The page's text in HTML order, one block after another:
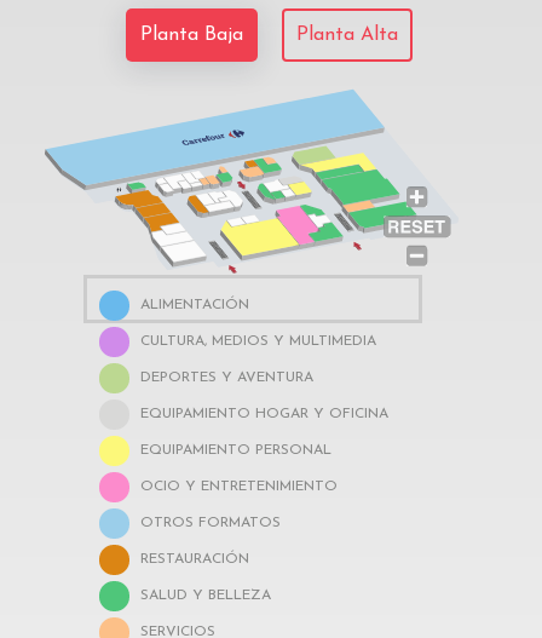
Planta Baja Planta Alta
TIENDA TIENDA TI
ALIMENTACIÓN
CULTURA, MEDIOS Y MULTIMEDIA
DEPORTES Y AVENTURA
EQUIPAMIENTO HOGAR Y OFICINA
EQUIPAMIENTO PERSONAL
OCIO Y ENTRETENIMIENTO
OTROS FORMATOS
RESTAURACIÓN
SALUD Y BELLEZA
SERVICIOS